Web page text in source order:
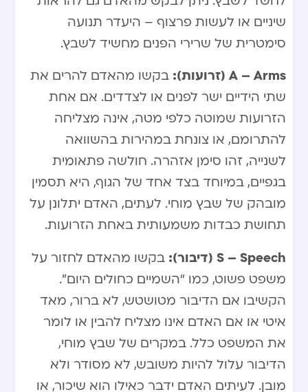
שיניים או לעשות פרצוף – היעדר תנועה
סימטרית של שרירי הפנים מחשיד לשבץ.
A – Arms (זרועות):
בקשו מהאדם להרים את
שתי הידיים ישר לפנים או לצדדים. אם אחת
הזרועות שמוטה כלפי מטה, אינה מצליחה
להתרומם, או צונחת במהירות בהשוואה
לשנייה, זהו סימן אזהרה. חולשה פתאומית
בגפיים, במיוחד בצד אחד של הגוף, היא תסמין
מובהק של שבץ מוחי. לעתים, האדם יתלונן על
תחושת כבדות משמעותית באחת הזרועות.
S – Speech (דיבור):
בקשו מהאדם לחזור על
משפט פשוט, כמו “השמיים כחולים היום”.
הקשיבו אם הדיבור מטושטש, לא ברור, מאד
איטי או אם האדם אינו מצליח להבין או לומר
את המשפט כלל. במקרים של שבץ מוחי,
הדיבור עלול להיות משובש, לא מסודר ולא
מובן. לעיתים האדם ידבר כאילו הוא שיכור, או